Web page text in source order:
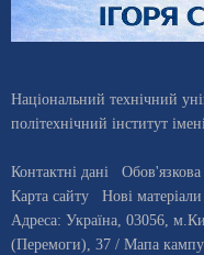
Національний технічний
політехнічний інститут
Контактні дані
Карта сайту
Нові матеріали
Адреса: Україна 03056 , м.
(Перемоги), 37 / Мапа